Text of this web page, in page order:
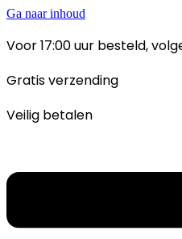
Ga naar inhoud
Voor 17:00 uur besteld,
Gratis verzending
Veilig betalen